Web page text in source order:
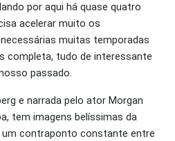
por aqui há quase quatro
acelerar muito os
muitas temporadas
completa, tudo de interessante
passado.
e narrada pelo ator Morgan
tem imagens belíssimas da
contraponto constante entre